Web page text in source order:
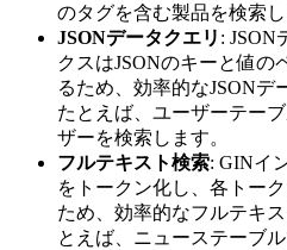
のタグを含む製品を検索し
JSONデータクエリ : JSON
クスはJSONのキーと値の
るため、効率的なJSONデ
たとえば、ユーザーテー
ザーを検索します。
フルテキスト検索: GINイ
をトークン化し、各トー
ため、効率的なフルテキ
とえば、ニューステーブ